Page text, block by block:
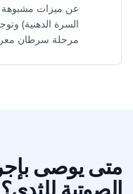
السرة الدهنية)
مرحلة سرطان
متى يوصى